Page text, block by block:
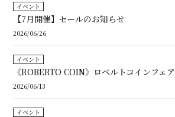
イベント
【7月開催】セールのお知らせ
2026/06/26
イベント
《ROBERTO COIN》ロベルトコインフェア
2026/06/13
イベント